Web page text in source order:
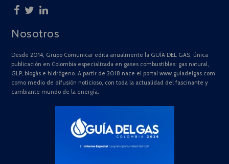
Nosotros
Desde 2014, Grupo Comunicar edita anualmente la GUÍA DEL GAS, única
publicación en Colombia especializada en gases combustibles: gas natural,
GLP, biogás e hidrógeno. A partir de 2018 nace el portal www.guiadelgas.com
como medio de difusión noticioso, con toda la actualidad del fascinante y
cambiante mundo de la energía.